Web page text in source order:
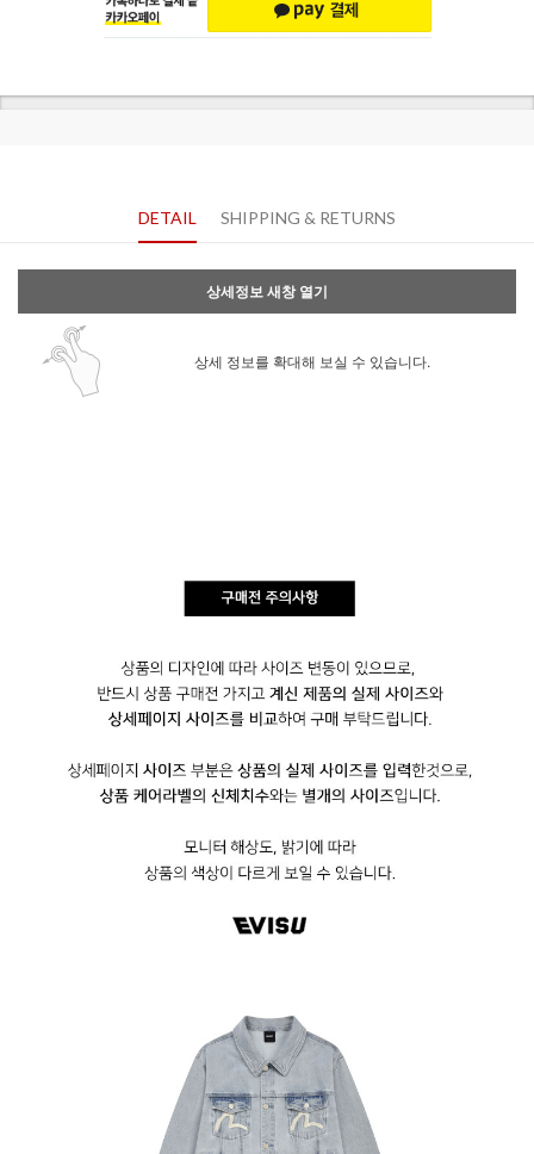
DETAIL SHIPPING & RETURNS
상세정보 새창 열기
상세 정보를 확대해 보실 수 있습니다.